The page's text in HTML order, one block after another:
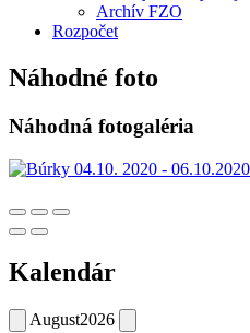
Archív FZO
Rozpočet
Náhodné foto
Náhodná fotogaléria
Kalendár
August2026